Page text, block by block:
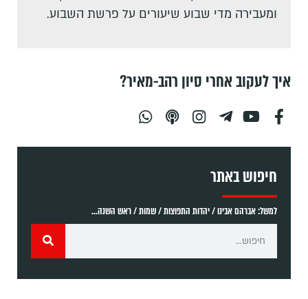
ומעבירה מדי שבוע שיעורים על פרשת השבוע.
איך לעקוב אחרי סיון רהב-מאיר?
חיפוש באתר
למשל: אברהם אבינו / יהדות התפוצות / שמות / ראש השנה...